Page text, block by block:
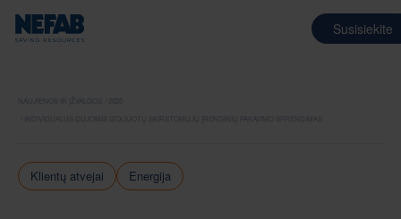
Susisiekite
NAUJIENOS IR ĮŽVALGOS
INDIVIDUALUS DUJOMIS IZOLIUOTŲ SKIRSTOMŲJŲ ĮRENGINIŲ PAKAVIMO SPRENDIMAS
Klientų atvejai Energija